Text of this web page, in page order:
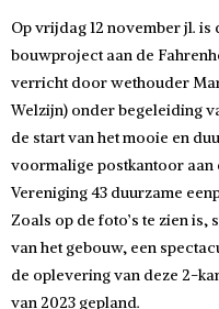
Op vrijdag 12 november jl.
bouwproject aan de
verricht door wethouder
Welzijn) onder begeleiding
de start van het mooie en
voormalige postkantoor aan
Vereniging 43 duurzame
Zoals op de foto’s te zien is,
van het gebouw, een
de oplevering van deze 2-
van 2023 gepland.